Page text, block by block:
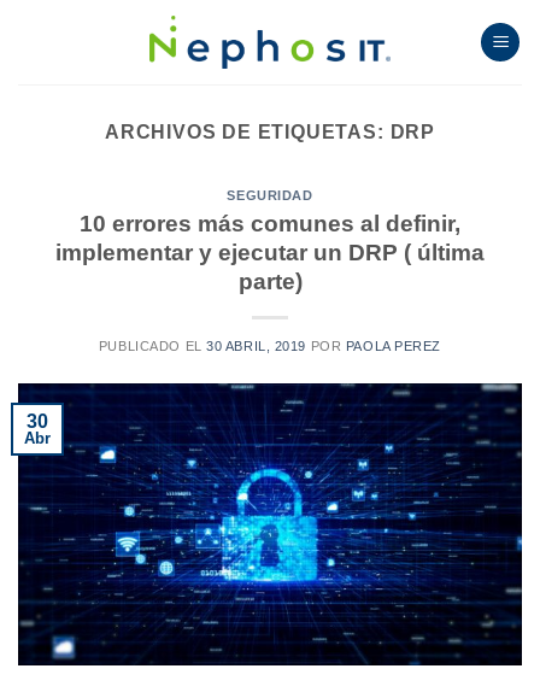
ARCHIVOS DE ETIQUETAS: DRP
SEGURIDAD
10 errores más comunes al definir,
implementar y ejecutar un DRP ( última
parte)
PUBLICADO EL30 ABRIL, 2019 POR PAOLA PEREZ
30
Abr